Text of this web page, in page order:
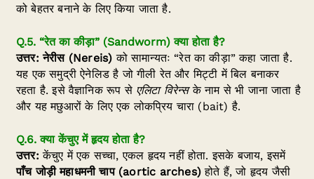
को बेहतर बनाने के लिए किया जाता है.
Q.5. “रेत का कीड़ा” (Sandworm) क्या होता है?
उत्तर: नेरीस (Nereis) को सामान्यतः “रेत का कीड़ा” कहा जाता है.
यह एक समुद्री ऐनेलिड है जो गीली रेत और मिट्टी में बिल बनाकर
रहता है. इसे वैज्ञानिक रूप से एलिटा विरेन्सके नाम से भी जाना जाता है
और यह मछुआरों के लिए एक लोकप्रिय चारा (bait) है.
Q.6. क्या केंचुए में हृदय होता है?
उत्तर: केंचुए में एक सच्चा, एकल हृदय नहीं होता. इसके बजाय, इसमें
पाँच जोड़ी महाधमनी चाप (aortic arches) होते हैं, जो हृदय जैसी